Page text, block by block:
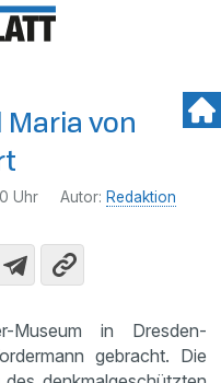
von
Uhr Autor: Redaktion
in Dresden-
gebracht. Die